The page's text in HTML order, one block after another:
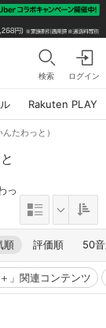
検索 ログイン
Rakuten PLAY
たわっと）
っ
順 評価順 50
」関連コンテンツ